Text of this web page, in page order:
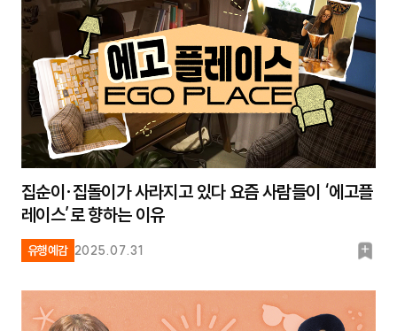
집순이·집돌이가 사라지고 있다 요즘 사람들이 ‘에고플
레이스’로 향하는 이유
유행예감 2025.07.31
북